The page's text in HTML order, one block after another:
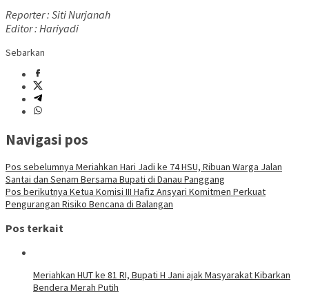
Reporter : Siti Nurjanah
Editor : Hariyadi
Sebarkan
Navigasi pos
Pos sebelumnya Meriahkan Hari Jadi ke 74 HSU, Ribuan Warga Jalan
Santai dan Senam Bersama Bupati di Danau Panggang
Pos berikutnya Ketua Komisi III Hafiz Ansyari Komitmen Perkuat
Pengurangan Risiko Bencana di Balangan
Pos terkait
Meriahkan HUT ke 81 RI, Bupati H Jani ajak Masyarakat Kibarkan
Bendera Merah Putih